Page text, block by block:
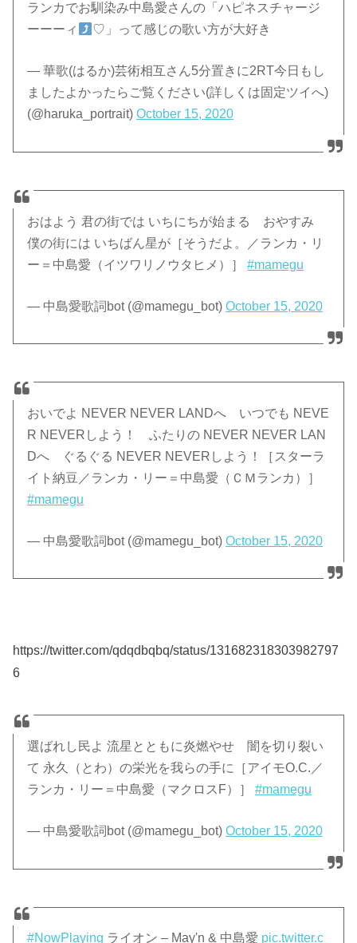
ランカでお馴染み中島愛さんの「ハピネスチャージ
ーーーィ
♡」って感じの歌い方が大好き
— 華歌(はるか)芸術相互さん5分置きに2RT今日もし
ましたよかったらご覧ください(詳しくは固定ツイへ)
(@haruka_portrait)October 15, 2020
おはよう 君の街では いちにちが始まる おやすみ
僕の街には いちばん星が［そうだよ。／ランカ・リ
ー＝中島愛（イツワリノウタヒメ）］#mamegu
— 中島愛歌詞bot (@mamegu_bot)October 15, 2020
おいでよ NEVER NEVER LANDへ いつでも NEVE
R NEVERしよう！ ふたりの NEVER NEVER LAN
Dへ ぐるぐる NEVER NEVERしよう！［スターラ
イト納豆／ランカ・リー＝中島愛（ＣＭランカ）］
#mamegu
— 中島愛歌詞bot (@mamegu_bot)October 15, 2020
https://twitter.com/qdqdbqbq/status/131682318303982797
6
選ばれし民よ 流星とともに炎燃やせ 闇を切り裂い
て 永久（とわ）の栄光を我らの手に［アイモO.C.／
ランカ・リー＝中島愛（マクロスF）］#mamegu
— 中島愛歌詞bot (@mamegu_bot)October 15, 2020
#NowPlaying ライオン – May'n & 中島愛 pic.twitter.c